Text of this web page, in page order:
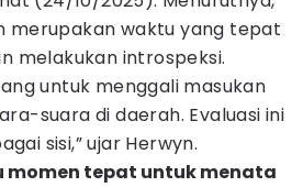
merupakan waktu yang tepat
melakukan introspeksi.
untuk menggali masukan
suara di daerah. Evaluasi ini
sisi,” ujar Herwyn.
momen tepat untuk menata